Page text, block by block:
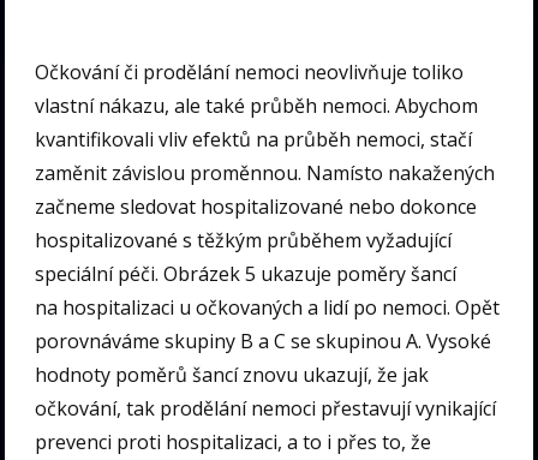
Očkování či prodělání nemoci neovlivňuje toliko
vlastní nákazu, ale také průběh nemoci. Abychom
kvantifikovali vliv efektů na průběh nemoci, stačí
zaměnit závislou proměnnou. Namísto nakažených
začneme sledovat hospitalizované nebo dokonce
hospitalizované s těžkým průběhem vyžadující
speciální péči. Obrázek 5 ukazuje poměry šancí
na hospitalizaci u očkovaných a lidí po nemoci. Opět
porovnáváme skupiny B a C se skupinou A. Vysoké
hodnoty poměrů šancí znovu ukazují, že jak
očkování, tak prodělání nemoci přestavují vynikající
prevenci proti hospitalizaci, a to i přes to, že